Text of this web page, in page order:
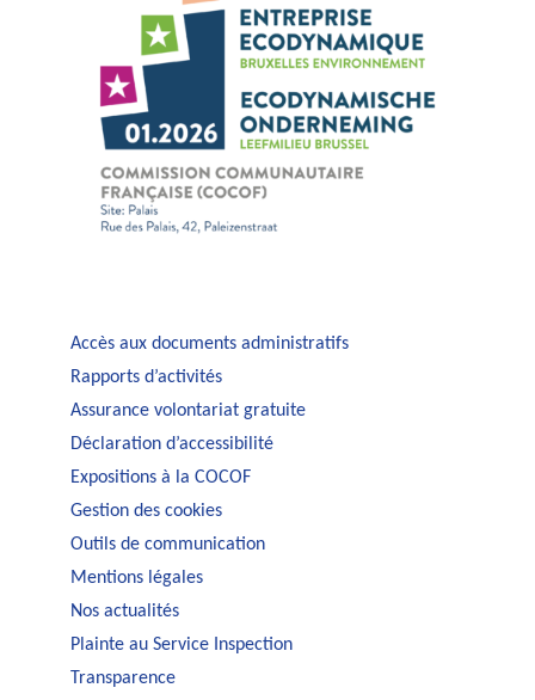
Accès aux documents administratifs
Rapports d’activités
Assurance volontariat gratuite
Déclaration d’accessibilité
Expositions à la COCOF
Gestion des cookies
Outils de communication
Mentions légales
Nos actualités
Plainte au Service Inspection
Transparence